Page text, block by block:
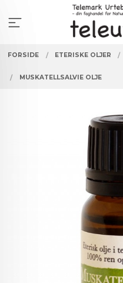
innholdet
FORSIDE ETERISKE OLJER
MUSKATELLSALVIE OLJE